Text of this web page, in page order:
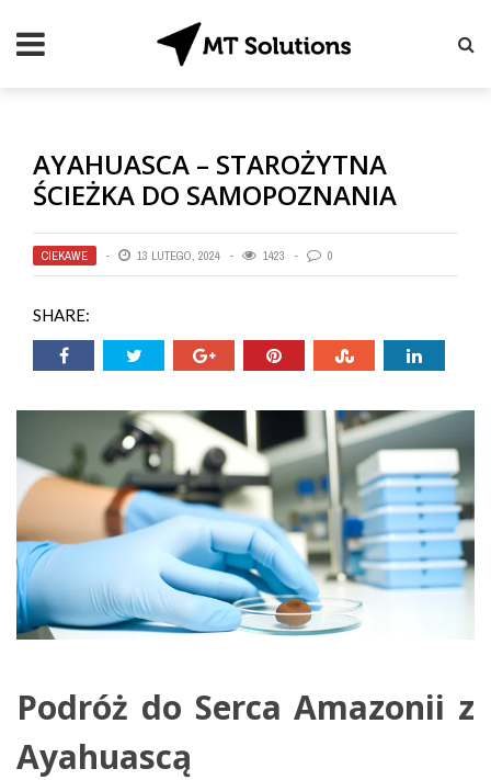
AYAHUASCA – STAROŻYTNA
ŚCIEŻKA DO SAMOPOZNANIA
CIEKAWE 13 LUTEGO, 2024 1423 0
SHARE:
Podróż do Serca Amazonii z
Ayahuascą